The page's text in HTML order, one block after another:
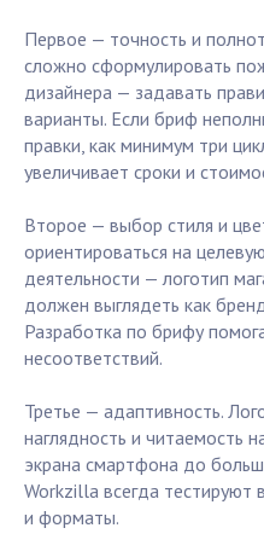
Первое — точность и
сложно сформулировать
дизайнера — задавать
варианты. Если бриф
правки, как минимум три
увеличивает сроки и
Второе — выбор стиля и
ориентироваться на
деятельности — логотип
должен выглядеть как
Разработка по брифу
несоответствий.
Третье — адаптивность.
наглядность и читаемость
экрана смартфона до
Workzilla всегда
и форматы.